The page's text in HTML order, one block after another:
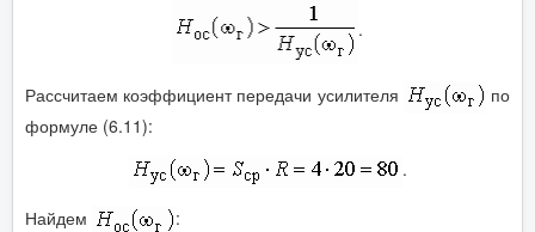
.
Рассчитаем коэффициент передачи усилителя
по
формуле (6.11):
.
Найдем :